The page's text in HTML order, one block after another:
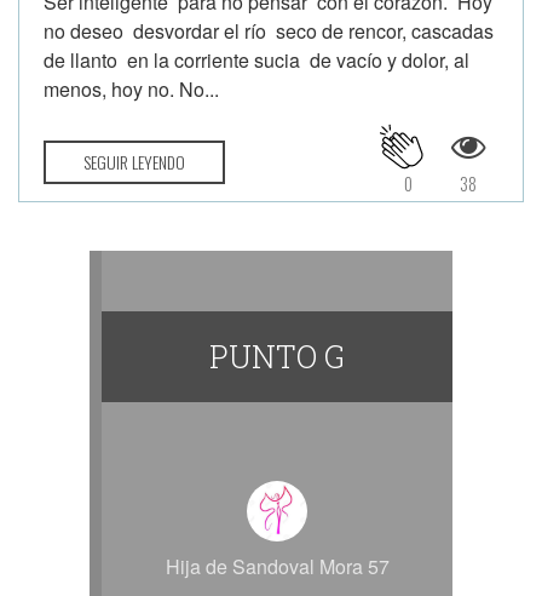
no deseo desvordar el río seco de rencor, cascadas
de llanto en la corriente sucia de vacío y dolor, al
menos, hoy no. No...
SEGUIR LEYENDO
38
0
PUNTO G
Hija de Sandoval Mora 57